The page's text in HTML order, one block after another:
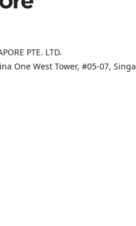
PTE. LTD.
One West Tower, #05-07,